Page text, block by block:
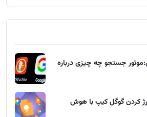
جستجو چه چیزی درباره
کردن گوگل کیپ با هوش